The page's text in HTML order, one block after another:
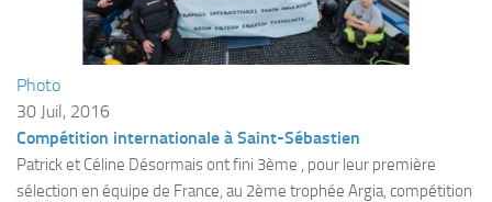
Encadrement
Historique
ECOLE DE PLONGEE
Photo
30 Juil, 2016
Compétition internationale à Saint-Sébastien
Patrick et Céline Désormais ont fini 3ème , pour leur première
sélection en équipe de France, au 2ème trophée Argia, compétition